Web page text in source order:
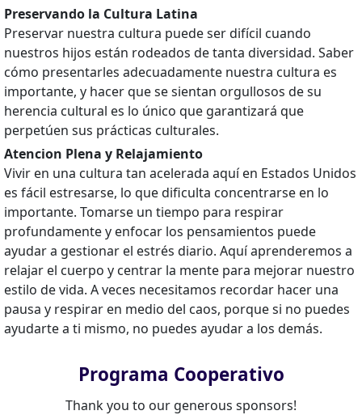
Preservando la Cultura Latina
Preservar nuestra cultura puede ser difícil cuando
nuestros hijos están rodeados de tanta diversidad. Saber
cómo presentarles adecuadamente nuestra cultura es
importante, y hacer que se sientan orgullosos de su
herencia cultural es lo único que garantizará que
perpetúen sus prácticas culturales.
Atencion Plena y Relajamiento
Vivir en una cultura tan acelerada aquí en Estados Unidos
es fácil estresarse, lo que dificulta concentrarse en lo
importante. Tomarse un tiempo para respirar
profundamente y enfocar los pensamientos puede
ayudar a gestionar el estrés diario. Aquí aprenderemos a
relajar el cuerpo y centrar la mente para mejorar nuestro
estilo de vida. A veces necesitamos recordar hacer una
pausa y respirar en medio del caos, porque si no puedes
ayudarte a ti mismo, no puedes ayudar a los demás.
Programa Cooperativo
Thank you to our generous sponsors!